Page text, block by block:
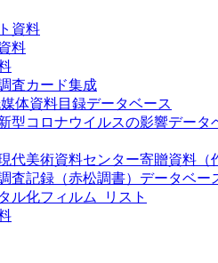
資料
料
査カード集成
体資料目録データベース
型コロナウイルスの影響データ
代美術資料センター寄贈資料（
査記録（赤松調書）データベー
ル化フィルム_リスト